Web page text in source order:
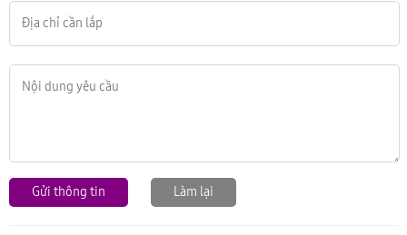
Gửi thông tin Làm lại